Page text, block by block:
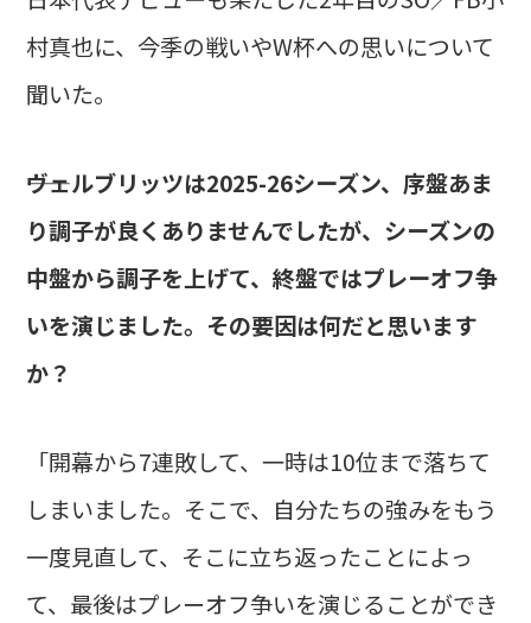
村真也に、今季の戦いやW杯への思いについて
聞いた。
――ヴェルブリッツは2025-26シーズン、序盤あま
り調子が良くありませんでしたが、シーズンの
中盤から調子を上げて、終盤ではプレーオフ争
いを演じました。その要因は何だと思います
か？
「開幕から7連敗して、一時は10位まで落ちて
しまいました。そこで、自分たちの強みをもう
一度見直して、そこに立ち返ったことによっ
て、最後はプレーオフ争いを演じることができ